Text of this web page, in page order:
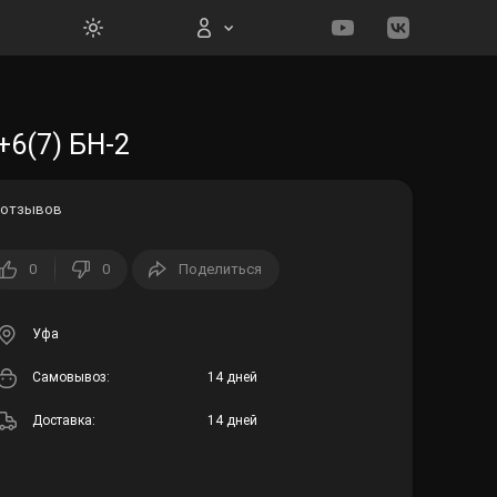
БН-2
0 0 Поделиться
Уфа
Cамовывоз: 14 дней
Доставка: 14 дней